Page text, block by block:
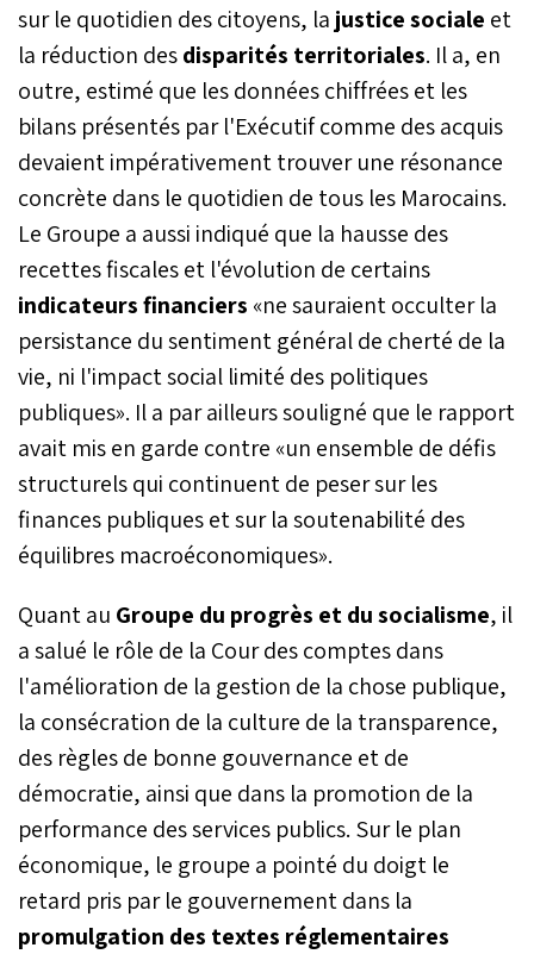
sur le quotidien des citoyens, la justice sociale et
la réduction desdisparités territoriales. Il a, en
outre, estimé que les données chiffrées et les
bilans présentés par l'Exécutif comme des acquis
devaient impérativement trouver une résonance
concrète dans le quotidien de tous les Marocains.
Le Groupe a aussi indiqué que la hausse des
recettes fiscales et l'évolution de certains
indicateurs financiers «ne sauraient occulter la
persistance du sentiment général de cherté de la
vie, ni l'impact social limité des politiques
publiques». Il a par ailleurs souligné que le rapport
avait mis en garde contre «un ensemble de défis
structurels qui continuent de peser sur les
finances publiques et sur la soutenabilité des
équilibres macroéconomiques».
Quant au Groupe du progrès et du socialisme, il
a salué le rôle de la Cour des comptes dans
l'amélioration de la gestion de la chose publique,
la consécration de la culture de la transparence,
des règles de bonne gouvernance et de
démocratie, ainsi que dans la promotion de la
performance des services publics. Sur le plan
économique, le groupe a pointé du doigt le
retard pris par le gouvernement dans la
promulgation des textes réglementaires